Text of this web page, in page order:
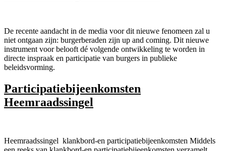
De recente aandacht in de media voor dit nieuwe fenomeen zal u
niet ontgaan zijn: burgerberaden zijn up and coming. Dit nieuwe
instrument voor belooft dé volgende ontwikkeling te worden in
directe inspraak en participatie van burgers in publieke
beleidsvorming.
Participatiebijeenkomsten
Heemraadssingel
Heemraadssingel klankbord-en participatiebijeenkomsten Middels